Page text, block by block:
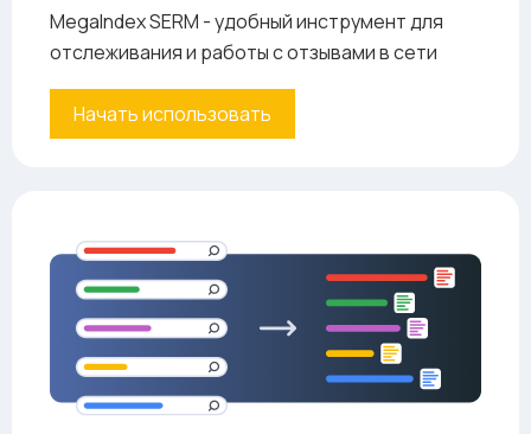
MegaIndex SERM - удобный инструмент для
отслеживания и работы с отзывами в сети
Начать использовать